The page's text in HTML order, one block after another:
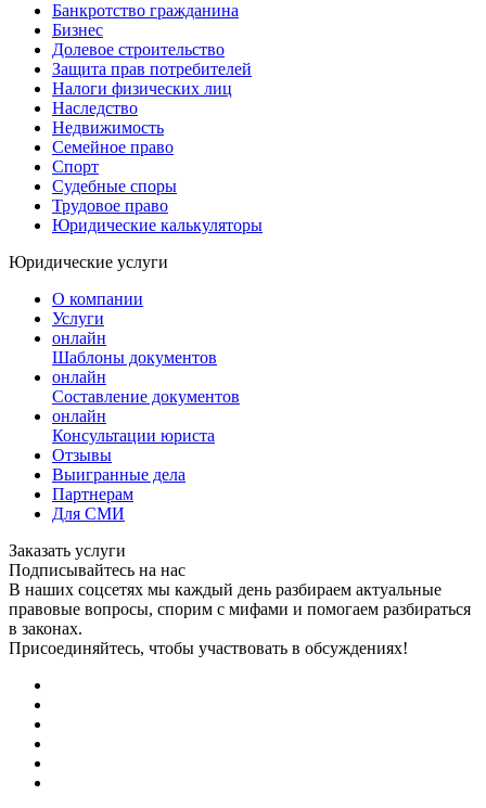
Банкротство гражданина
Бизнес
Долевое строительство
Защита прав потребителей
Налоги физических лиц
Наследство
Недвижимость
Семейное право
Спорт
Судебные споры
Трудовое право
Юридические калькуляторы
Юридические услуги
О компании
Услуги
онлайн
Шаблоны документов
онлайн
Составление документов
онлайн
Консультации юриста
Отзывы
Выигранные дела
Партнерам
Для СМИ
Заказать услуги
Подписывайтесь на нас
В наших соцсетях мы каждый день разбираем актуальные
правовые вопросы, спорим с мифами и помогаем разбираться
в законах.
Присоединяйтесь, чтобы участвовать в обсуждениях!